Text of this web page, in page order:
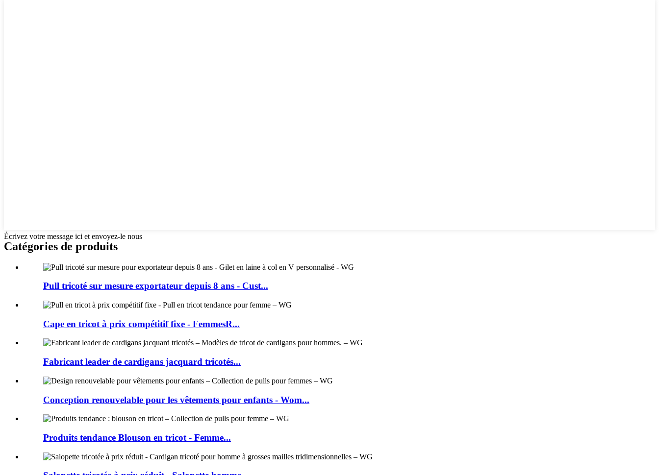
Écrivez votre message ici et envoyez-le nous
Catégories de produits
Pull tricoté sur mesure exportateur depuis 8 ans - Cust...
Cape en tricot à prix compétitif fixe - FemmesR...
Fabricant leader de cardigans jacquard tricotés...
Conception renouvelable pour les vêtements pour enfants - Wom...
Produits tendance Blouson en tricot - Femme...